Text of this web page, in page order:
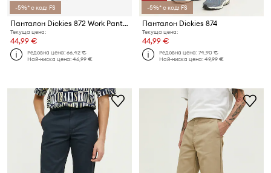
-5%* с код: FS
Панталон Dickies 872 Work Pant Rec
Текуща цена:
44,99 €
Редовна цена:66,42 €
Най-ниска цена:46,99 €
-5%* с код: FS
Панталон Dickies 874
Текуща цена:
44,99 €
Редовна цена:74,90 €
Най-ниска цена:49,99 €